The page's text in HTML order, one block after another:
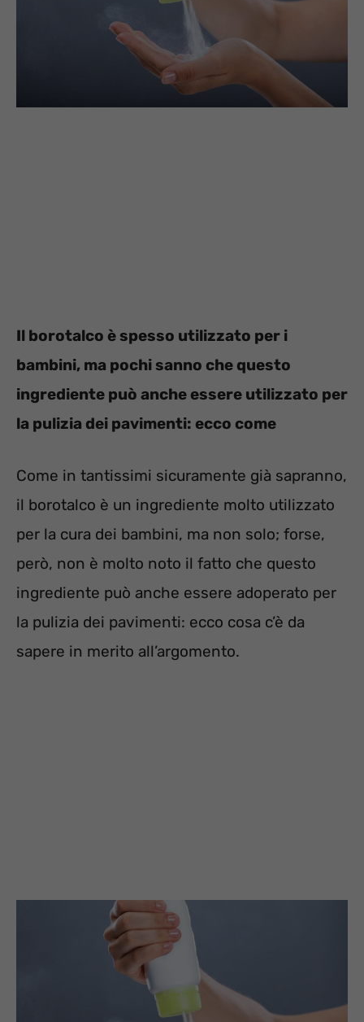
Il borotalco è spesso utilizzato per i
bambini, ma pochi sanno che questo
ingrediente può anche essere utilizzato per
la pulizia dei pavimenti: ecco come
Come in tantissimi sicuramente già sapranno,
il borotalco è un ingrediente molto utilizzato
per la cura dei bambini, ma non solo; forse,
però, non è molto noto il fatto che questo
ingrediente può anche essere adoperato per
la pulizia dei pavimenti: ecco cosa c’è da
sapere in merito all’argomento.